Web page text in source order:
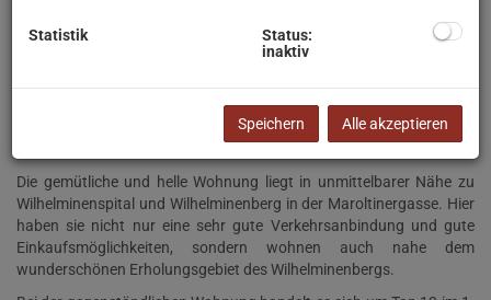
Die gemütliche und helle Wohnung liegt in unmittelbarer Nähe zu
Wilhelminenspital und Wilhelminenberg in der Maroltinergasse. Hier
haben sie nicht nur eine sehr gute Verkehrsanbindung und gute
Einkaufsmöglichkeiten, sondern wohnen auch nahe dem
wunderschönen Erholungsgebiet des Wilhelminenbergs.
Statistik
Status:
inaktiv
Speichern Alle akzeptieren